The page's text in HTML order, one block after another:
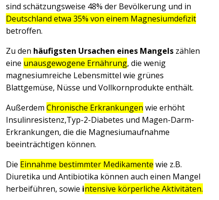
sind schätzungsweise 48% der Bevölkerung und in
Deutschland etwa 35% von einem Magnesiumdefizit
betroffen.
Zu den häufigsten Ursachen eines Mangels zählen
eine unausgewogene Ernährung, die wenig
magnesiumreiche Lebensmittel wie grünes
Blattgemüse, Nüsse und Vollkornprodukte enthält.
Außerdem Chronische Erkrankungen wie erhöht
Insulinresistenz,Typ-2-Diabetes und Magen-Darm-
Erkrankungen, die die Magnesiumaufnahme
beeinträchtigen können.
Die Einnahme bestimmter Medikamente wie z.B.
Diuretika und Antibiotika können auch einen Mangel
herbeiführen, sowie intensive körperliche Aktivitäten.